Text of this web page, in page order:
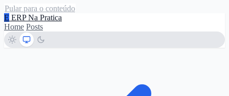
Pular para o conteúdo
E ERP Na Pratica
Home Posts